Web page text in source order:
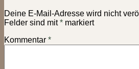
Deine E-Mail-Adresse wird nicht
Felder sind mit* markiert
Kommentar *